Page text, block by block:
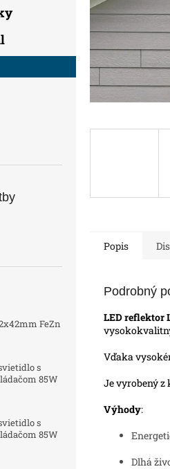
FeZn
s
85W
s
85W
Popis
Podrobný
LED reflektor
Vďaka
Je vyrobený
Výhody:
Dlhá